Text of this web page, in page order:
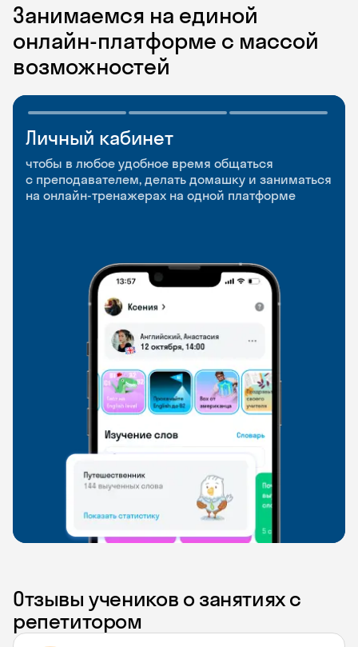
Занимаемся на единой
онлайн-платформе с массой
возможностей
Личный кабинет
чтобы в любое удобное время общаться
с преподавателем, делать домашку и заниматься
на онлайн-тренажерах на одной платформе
Мобильное
приложение
чтобы заниматься и изучать новые слова где
и когда удобно
Разговорные клубы
и Talks
Групповые занятия для разговорной практики
и индивидуальные встречи с преподавателями
Отзывы учеников о занятиях с
репетитором